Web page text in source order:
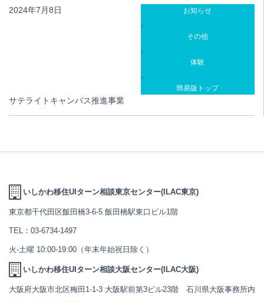
2024年7月8日 お知らせ
その他
体験
簡易版トップ
サテライトキャンパス推進事業
いしかわ移住UIターン相談東京センター(ILAC東京)
東京都千代田区飯田橋3-6-5 飯田橋駅東口ビル1階
TEL： 03-6734-1497
火-土曜 10:00-19:00（年末年始祝日除く）
いしかわ移住UIターン相談大阪センター(ILAC大阪)
大阪府大阪市北区梅田1-1-3 大阪駅前第3ビル23階 石川県大阪事務所内